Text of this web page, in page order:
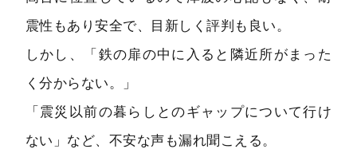
震性もあり安全で、目新しく評判も良い。
しかし、「鉄の扉の中に入ると隣近所がまった
く分からない。」
「震災以前の暮らしとのギャップについて行け
ない」など、不安な声も漏れ聞こえる。